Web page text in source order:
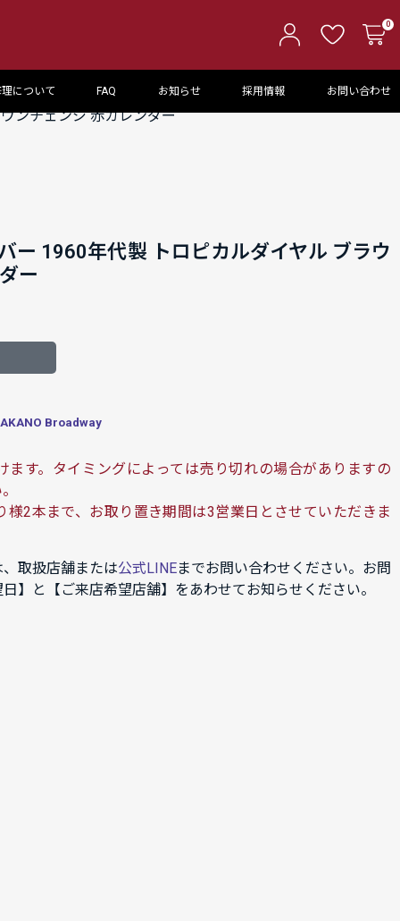
0
について FAQ お知らせ 採用情報 お問い合わせ
ンチェンジ 赤カレンダー
ー 1960年代製 トロピカルダイヤル ブラウ
ー
Broadway
ます。タイミングによっては売り切れの場合がありますの
様2本まで、お取り置き期間は3営業日とさせていただきま
取扱店舗または公式LINEまでお問い合わせください。お問
】と【ご来店希望店舗】をあわせてお知らせください。